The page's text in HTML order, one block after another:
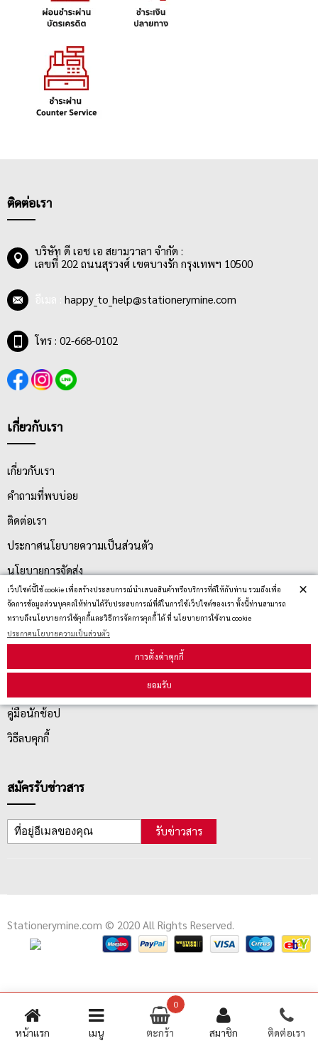
หน้าแรก เมนู
0
ตะกร้า สมาชิก ติดต่อเรา
เว็ปไซต์นี้ใช้ cookie เพื่อสร้างประสบการณ์นำเสนอสินค้าหรือบริการที่ดีให้กับท่าน รวมถึงเพื่อ
จัดการข้อมูลส่วนบุคคลให้ท่านได้รับประสบการณ์ที่ดีในการใช้เว็ปไซต์ของเรา ทั้งนี้ท่านสามารถ
ทราบถึงนโยบายการใช้คุกกี้และวิธีการจัดการคุกกี้ ได้ ที่ นโยบายการใช้งาน cookie
ประกาศนโยบายความเป็นส่วนตัว
การตั้งค่าคุกกี้
ยอมรับ
×
ติดต่อเรา
บริษัท ดี เอช เอ สยามวาลา จำกัด :
เลขที่ 202 ถนนสุรวงศ์ เขตบางรัก กรุงเทพฯ 10500
happy_to_help@stationerymine.com
โทร : 02-668-0102
เกี่ยวกับเรา
เกี่ยวกับเรา
คำถามที่พบบ่อย
ติดต่อเรา
ประกาศนโยบายความเป็นส่วนตัว
นโยบายการจัดส่ง
นโยบายการเปลี่ยน/คืน สินค้า
บริการลูกค้า
คู่มือนักช้อป
วิธีลบคุกกี้
สมัครรับข่าวสาร
รับข่าวสาร
Stationerymine.com © 2020 All Rights Reserved.